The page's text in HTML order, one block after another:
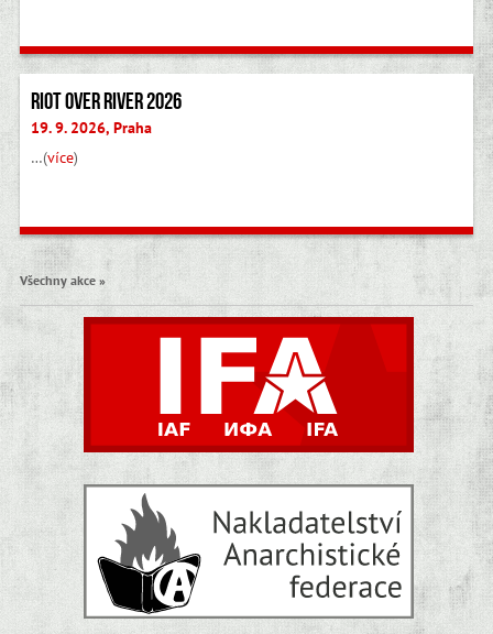
Riot Over River 2026
19. 9. 2026, Praha
…(více)
Všechny akce »